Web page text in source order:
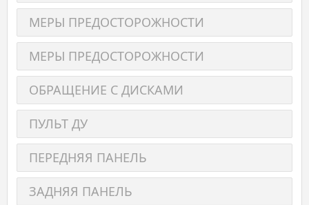
МЕРЫ ПРЕДОСТОРОЖНОСТИ
МЕРЫ ПРЕДОСТОРОЖНОСТИ
ОБРАЩЕНИЕ С ДИСКАМИ
ПУЛЬТ ДУ
ПЕРЕДНЯЯ ПАНЕЛЬ
ЗАДНЯЯ ПАНЕЛЬ